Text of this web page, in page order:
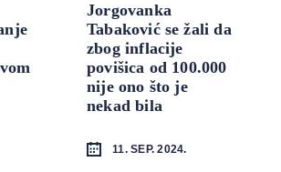
Jorgovanka
Tabaković se žali da
zbog inflacije
povišica od 100.000
nije ono što je
nekad bila
11. SEP. 2024.